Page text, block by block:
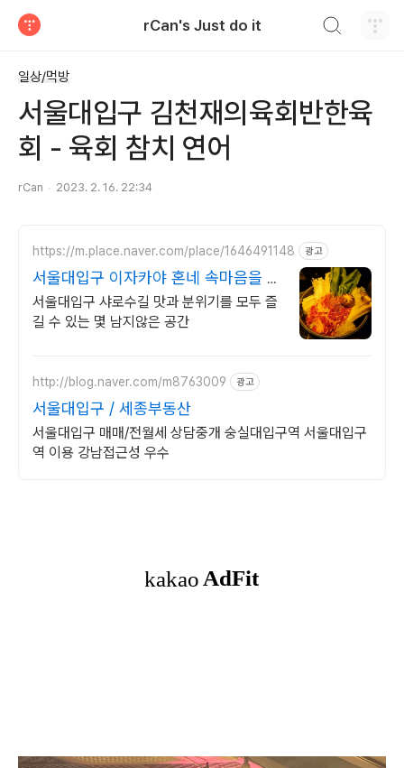
rCan's Just do it
일상/먹방
서울대입구 김천재의육회반한육
회 - 육회 참치 연어
rCan 2023. 2. 16. 22:34
https://m.place.naver.com/place/1646491148 광고
서울대입구 이자카야 혼네 속마음을 나
누는 공간
서울대입구 샤로수길 맛과 분위기를 모두 즐
길 수 있는 몇 남지않은 공간
http://blog.naver.com/m8763009 광고
서울대입구 / 세종부동산
서울대입구 매매/전월세 상담중개 숭실대입구역 서울대입구
역 이용 강남접근성 우수